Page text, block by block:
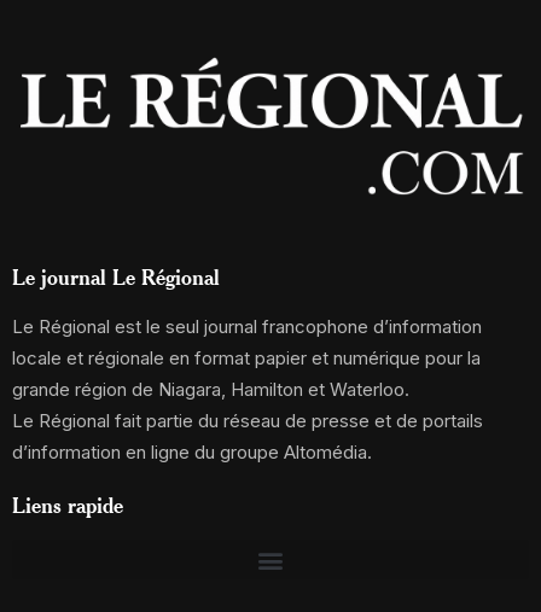
Le journal Le Régional
Le Régional est le seul journal francophone d’information
locale et régionale en format papier et numérique pour la
grande région de Niagara, Hamilton et Waterloo.
Le Régional fait partie du réseau de presse et de portails
d’information en ligne du groupe Altomédia.
Liens rapide